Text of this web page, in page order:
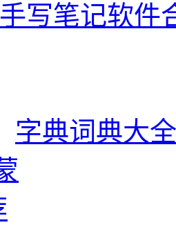
手写笔记软件
字典词典大